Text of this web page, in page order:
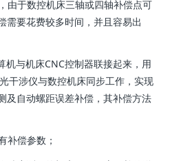
由于数控机床三轴或四轴补偿点可
需要花费较多时间，并且容易出
与机床CNC控制器联接起来，用
干涉仪与数控机床同步工作，实现
及自动螺距误差补偿，其补偿方法
偿参数；